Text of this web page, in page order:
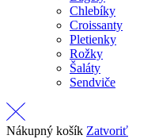
Chlebíky
Croissanty
Pletienky
Rožky
Šaláty
Sendviče
Nákupný košík Zatvoriť